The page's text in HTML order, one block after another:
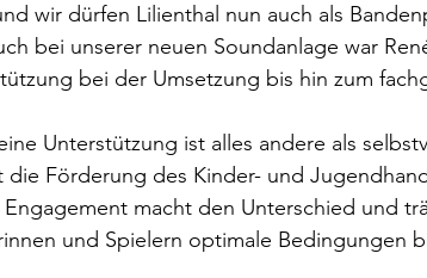
wir dürfen Lilienthal nun auch als
bei unserer neuen Soundanlage war
bei der Umsetzung bis hin zum
Unterstützung ist alles andere als
die Förderung des Kinder- und
Engagement macht den Unterschied und
und Spielern optimale Bedingungen